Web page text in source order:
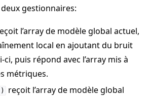
gestionnaires:
l’array de modèle global actuel,
local en ajoutant du bruit
puis répond avec l’array mis à
métriques.
reçoit l’array de modèle global